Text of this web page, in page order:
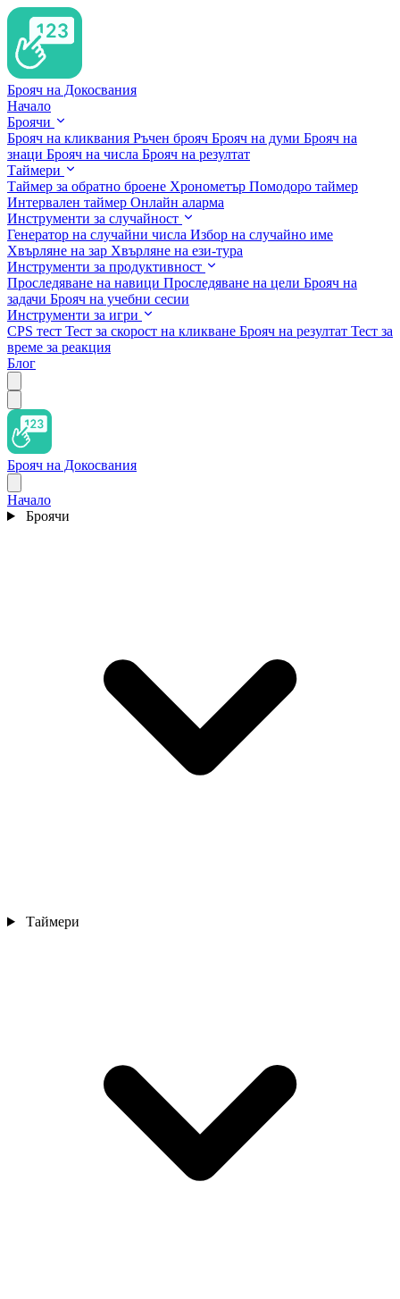
Брояч на Докосвания
Начало
Броячи
Брояч на кликвания Ръчен брояч Брояч на думи Брояч на
знаци Брояч на числа Брояч на резултат
Таймери
Таймер за обратно броене Хронометър Помодоро таймер
Интервален таймер Онлайн аларма
Инструменти за случайност
Генератор на случайни числа Избор на случайно име
Хвърляне на зар Хвърляне на ези-тура
Инструменти за продуктивност
Проследяване на навици Проследяване на цели Брояч на
задачи Брояч на учебни сесии
Инструменти за игри
CPS тест Тест за скорост на кликване Брояч на резултат Тест за
време за реакция
Блог
Брояч на Докосвания
Начало
Броячи
Таймери